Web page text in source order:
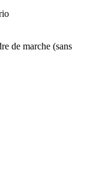
de marche (sans